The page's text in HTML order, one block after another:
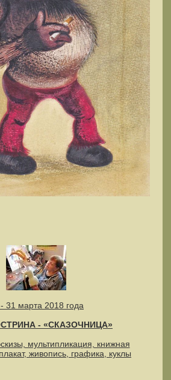
31 марта 2018 года
- «СКАЗОЧНИЦА»
мультипликация, книжная
живопись, графика, куклы